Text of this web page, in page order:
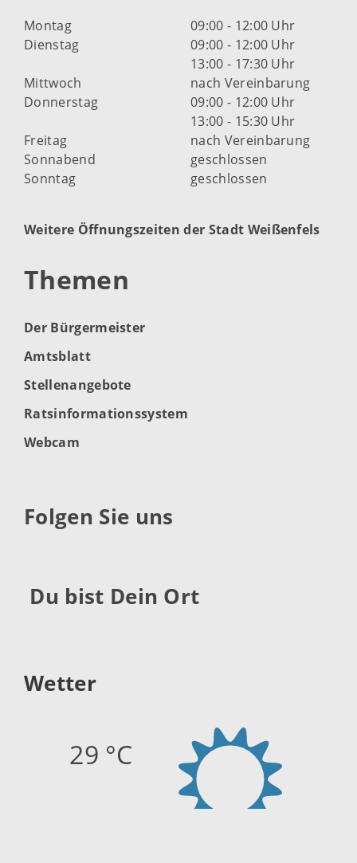
Montag
09:00 - 12:00 Uhr
Dienstag
09:00 - 12:00 Uhr
13:00 - 17:30 Uhr
Mittwoch
nach Vereinbarung
Donnerstag
09:00 - 12:00 Uhr
13:00 - 15:30 Uhr
Freitag
nach Vereinbarung
Sonnabend
geschlossen
Sonntag
geschlossen
Weitere Öffnungszeiten der Stadt Weißenfels
Themen
Der Bürgermeister
Amtsblatt
Stellenangebote
Ratsinformationssystem
Webcam
Folgen Sie uns
Du bist Dein Ort
Wetter
29 °C